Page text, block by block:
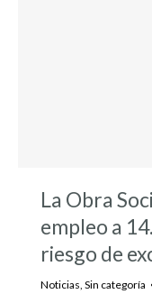
La Obra
empleo a
riesgo de
Noticias Sin categoría